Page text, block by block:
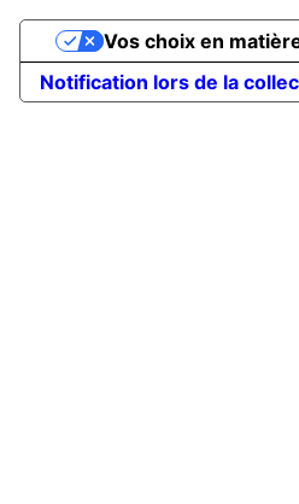
Notification lors de la
Vos choix en